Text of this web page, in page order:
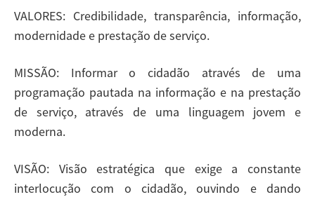
VALORES: Credibilidade, transparência, informação,
modernidade e prestação de serviço.
MISSÃO: Informar o cidadão através de uma
programação pautada na informação e na prestação
de serviço, através de uma linguagem jovem e
moderna.
VISÃO: Visão estratégica que exige a constante
interlocução com o cidadão, ouvindo e dando